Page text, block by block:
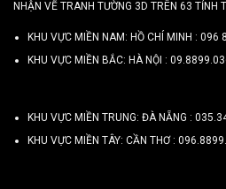
NHẬN VẼ TRANH TƯỜNG 3D TRÊN 63 TỈNH
KHU VỰC MIỀN NAM: HỒ CHÍ MINH : 096
KHU VỰC MIỀN BẮC: HÀ NỘI :
KHU VỰC MIỀN TRUNG: ĐÀ NẴNG :
KHU VỰC MIỀN TÂY: CẦN THƠ :